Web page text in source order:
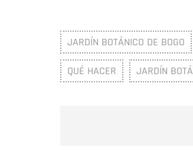
JARDÍN BOTÁNICO DE BOGO
QUÉ HACER JARDÍN